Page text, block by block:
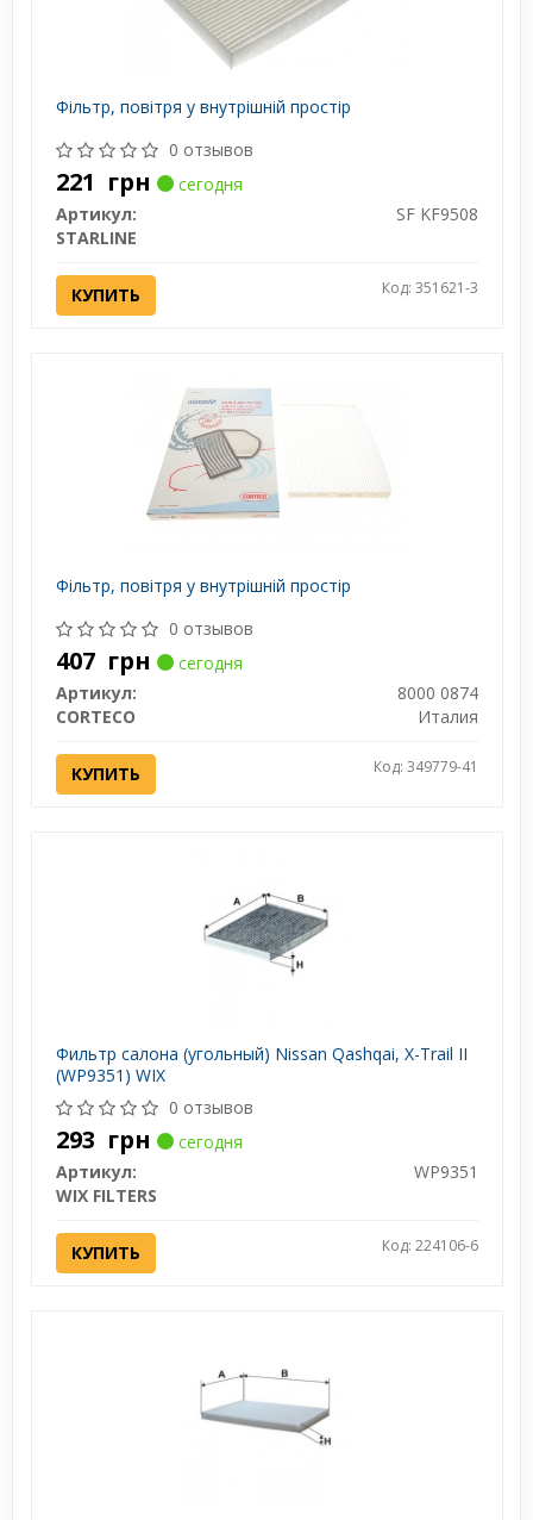
Фільтр, повітря у внутрішній простір
0 отзывов
221 грн
сегодня
Артикул:
SF KF9508
STARLINE
КУПИТЬ Код: 351621-3
Фільтр, повітря у внутрішній простір
0 отзывов
407 грн
сегодня
Артикул:
8000 0874
CORTECO
Италия
КУПИТЬ Код: 349779-41
Фильтр салона (угольный) Nissan Qashqai, X-Trail II
(WP9351) WIX
0 отзывов
293 грн
сегодня
Артикул:
WP9351
WIX FILTERS
КУПИТЬ Код: 224106-6